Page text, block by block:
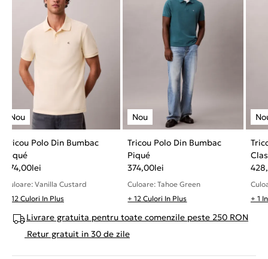
Tricou Polo Din Bumbac
Piqué
374,00lei
Culoare: Vanilla Custard
+ 12 Culori In Plus
Tricou Polo Din Bumbac
Piqué
374,00lei
Culoare: Tahoe Green
+ 12 Culori In Plus
+ 1
Livrare gratuita pentru toate comenzile peste 250 RON
Retur gratuit in 30 de zile